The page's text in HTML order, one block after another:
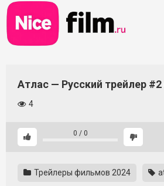
Skip
to
content
Атлас — Русский трейлер
4
0 / 0
Трейлеры фильмов 2024